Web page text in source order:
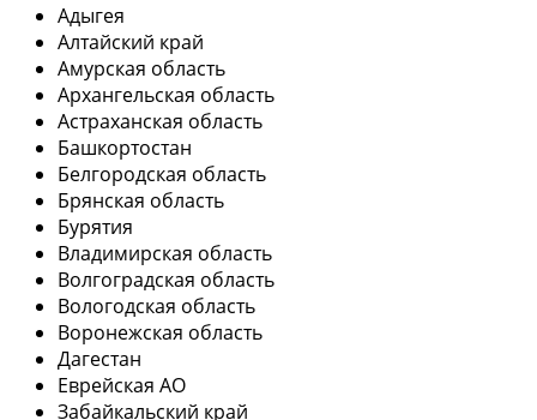
Адыгея
Алтайский край
Амурская область
Архангельская область
Астраханская область
Башкортостан
Белгородская область
Брянская область
Бурятия
Владимирская область
Волгоградская область
Вологодская область
Воронежская область
Дагестан
Еврейская АО
Забайкальский край